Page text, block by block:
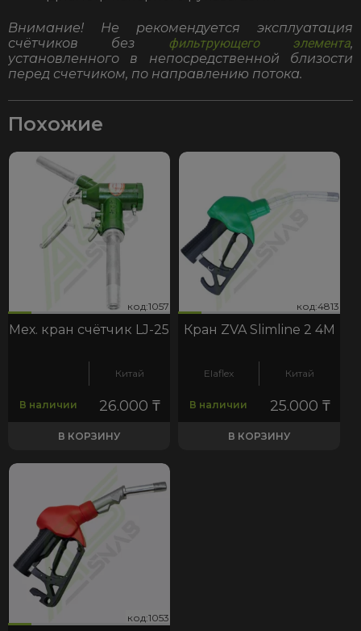
Внимание! Не рекомендуется эксплуатация
счётчиков без фильтрующего элемента,
установленного в непосредственной близости
перед счетчиком, по направлению потока.
Похожие
код:1057 код:1057
Мех. кран счётчик LJ-25
Китай
В наличии 26.000 ₸
В КОРЗИНУ
код:4813 код:4813
Кран ZVA Slimline 2 4М
Elaflex Китай
В наличии 25.000 ₸
В КОРЗИНУ
код:1053